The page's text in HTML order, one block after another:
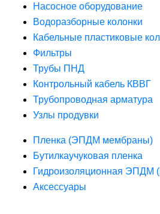
Насосное оборудование
Водоразборные колонки
Кабельные пластиковые
Фильтры
Трубы ПНД
Контрольный кабель КВВГ
Трубопроводная арматура
Узлы продувки
Пленка (ЭПДМ мембраны)
Бутилкаучуковая пленка
Гидроизоляционная ЭПДМ
Аксессуары